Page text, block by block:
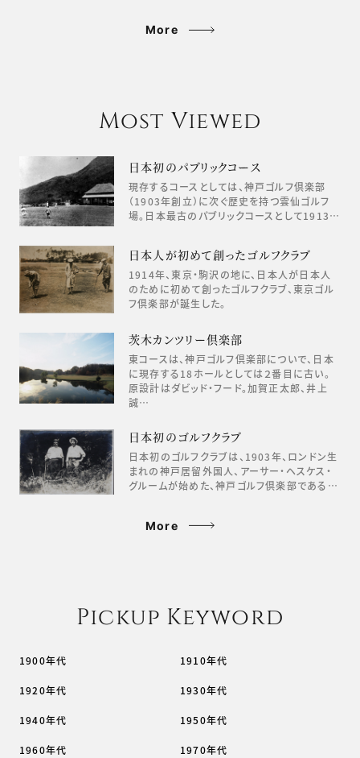
More
Most Viewed
日本初のパブリックコース
現存するコースとしては、神戸ゴルフ倶楽部
（1903年創立）に次ぐ歴史を持つ雲仙ゴルフ
場。日本最古のパブリックコースとして1913…
日本人が初めて創ったゴルフクラブ
1914年、東京・駒沢の地に、日本人が日本人
のために初めて創ったゴルフクラブ、東京ゴル
フ倶楽部が誕生した。
茨木カンツリー倶楽部
東コースは、神戸ゴルフ倶楽部についで、日本
に現存する18ホールとしては２番目に古い。
原設計はダビッド・フード。加賀正太郎、井上
誠…
日本初のゴルフクラブ
日本初のゴルフクラブは、1903年、ロンドン生
まれの神戸居留外国人、アーサー・ヘスケス・
グルームが始めた、神戸ゴルフ倶楽部である…
More
Pickup Keyword
1900年代 1910年代
1920年代 1930年代
1940年代 1950年代
1960年代 1970年代